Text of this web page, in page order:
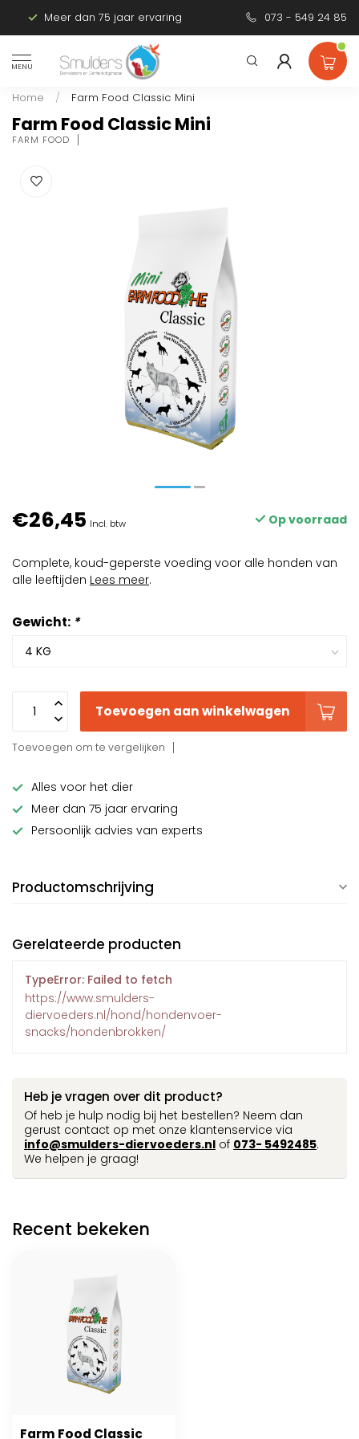
Meer dan 75 jaar ervaring Persoonlijk
073 - 549 24 85
MENU
Home / Farm Food Classic Mini
Farm Food Classic Mini
FARM FOOD
€26,45 Incl. btw Op voorraad
Complete, koud-geperste voeding voor alle honden van
alle leeftijden Lees meer.
Gewicht: *
Toevoegen aan winkelwagen
Toevoegen om te vergelijken
Alles voor het dier
Meer dan 75 jaar ervaring
Persoonlijk advies van experts
Productomschrijving
Gerelateerde producten
TypeError: Failed to fetch
https://www.smulders-
diervoeders.nl/hond/hondenvoer-
snacks/hondenbrokken/
Heb je vragen over dit product?
Of heb je hulp nodig bij het bestellen? Neem dan
gerust contact op met onze klantenservice via
info@smulders-diervoeders.nl of 073- 5492485.
We helpen je graag!
Recent bekeken
Farm Food Classic